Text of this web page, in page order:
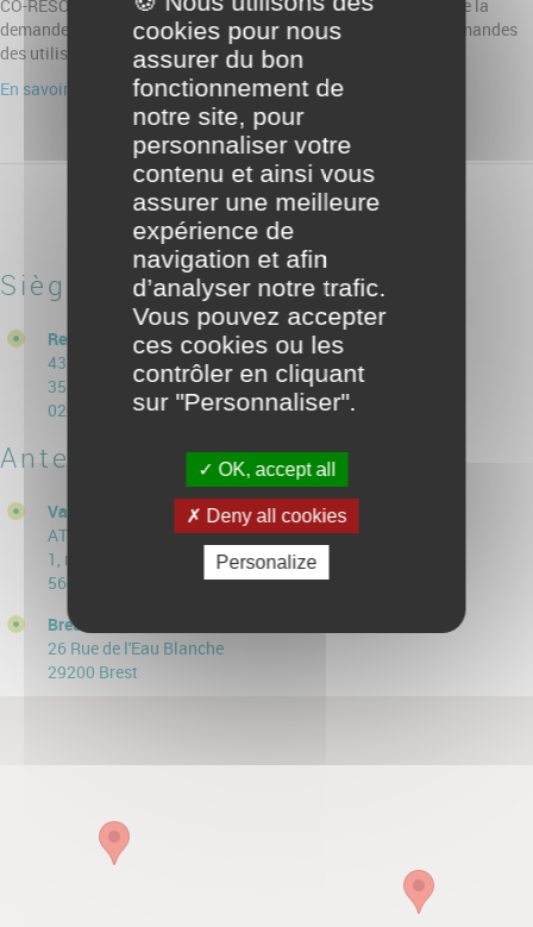
CO-RÉSO collecte des données d’identité et relatives à l’objet de la
demande et commentaires y afférents afin de répondre aux demandes
des utilisateurs sur les produits et services de Co-réso.
En savoir plus sur la gestions de vos données et de vos droits
Siège social
Rennes (Campus de Ker Lann)
43 rue Louis Blériot
35170 Bruz
02 99 53 38 39
Antennes
Vannes - Plescop
ATLANPARC – Bât. B
1, rue Marguerite Perey
56890 Plescop
Brest
26 Rue de l'Eau Blanche
29200 Brest
cookies pour nous
assurer du bon
fonctionnement de
notre site, pour
personnaliser votre
contenu et ainsi vous
assurer une meilleure
expérience de
navigation et afin
d’analyser notre trafic.
Vous pouvez accepter
ces cookies ou les
contrôler en cliquant
sur "Personnaliser".
OK, accept all
Deny all cookies
Personalize